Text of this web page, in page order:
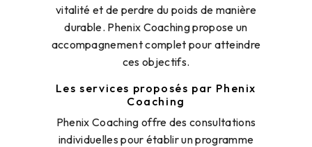
vitalité et de perdre du poids de manière
durable. Phenix Coaching propose un
accompagnement complet pour atteindre
ces objectifs.
Les services proposés par Phenix
Coaching
Phenix Coaching offre des consultations
individuelles pour établir un programme